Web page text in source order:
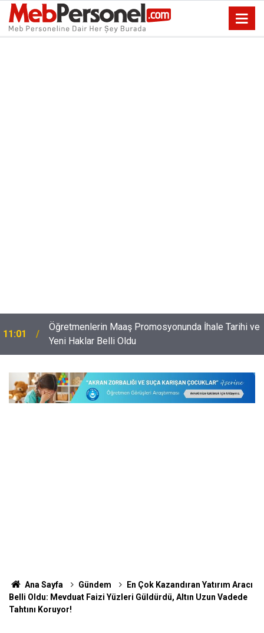
11:01
Öğretmenlerin Maaş Promosyonunda İhale Tarihi ve
Yeni Haklar Belli Oldu
Ana Sayfa Gündem
En Çok Kazandıran Yatırım Aracı
Belli Oldu: Mevduat Faizi Yüzleri Güldürdü, Altın Uzun Vadede
Tahtını Koruyor!